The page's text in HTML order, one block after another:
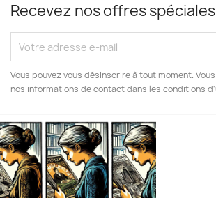
Recevez nos offres spéciales
Vous pouvez vous désinscrire à tout moment.
nos informations de contact dans les conditions